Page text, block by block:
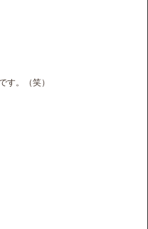
す。（笑）